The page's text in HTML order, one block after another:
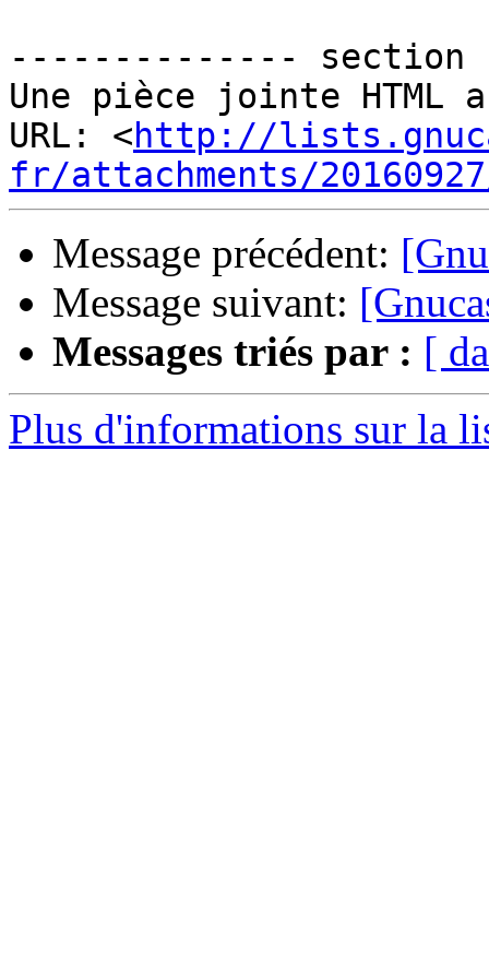
-------------- section
Une pièce jointe
URL: <http://
fr/attachments/
Message précédent:
Message suivant:
Messages triés par : [
Plus d'informations sur la